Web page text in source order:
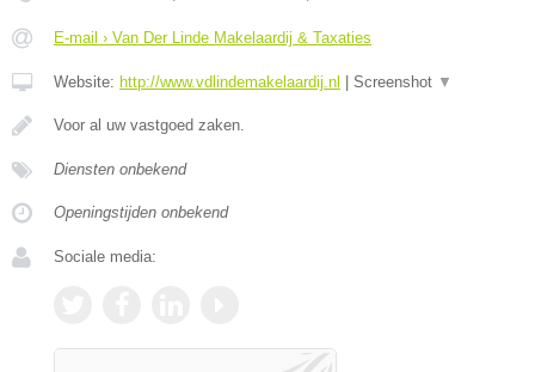
E-mail › Van Der Linde Makelaardij & Taxaties
Website: http://www.vdlindemakelaardij.nl Screenshot ▼
Voor al uw vastgoed zaken.
Diensten onbekend
Openingstijden onbekend
Sociale media: